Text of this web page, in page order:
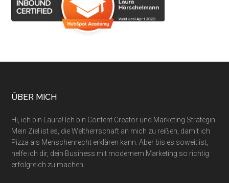
Footer
ÜBER MICH
Hi, ich bin Laura! Ich bin Content Creator und Marketing Strategin.
Mein Ziel ist es, die Weltherrschaft an mich zu reißen, damit ich
Pizza als Menschenrecht erklären kann. Aber bis es soweit ist,
helfe ich dir, dein Business mit modernem Marketing so richtig
erfolgreich zu machen.